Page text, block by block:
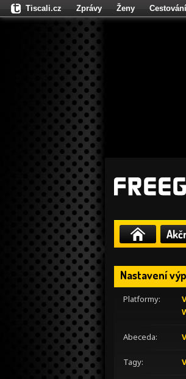
Nastavení
Platformy:
Abeceda:
Tagy:
Tiscali.cz Zprávy Ženy Cestování
Fights.cz